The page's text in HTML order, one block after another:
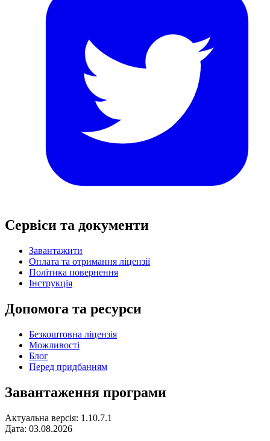
Сервіси та документи
Завантажити
Оплата та отримання ліцензії
Політика повернення
Інструкція
Допомога та ресурси
Безкоштовна ліцензія
Можливості
Блог
Перед придбанням
Завантаження програми
Актуальна версія: 1.10.7.1
Дата: 03.08.2026